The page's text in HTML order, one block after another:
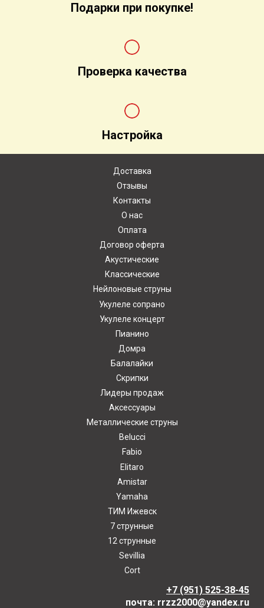
Подарки при покупке!
Проверка качества
Настройка
Доставка
Отзывы
Контакты
О нас
Оплата
Договор оферта
Акустические
Классические
Нейлоновые струны
Укулеле сопрано
Укулеле концерт
Пианино
Домра
Балалайки
Скрипки
Лидеры продаж
Аксессуары
Металлические струны
Belucci
Fabio
Elitaro
Amistar
Yamaha
ТИМ Ижевск
7 струнные
12 струнные
Sevillia
Cort
+7 (951) 525-38-45
почта: rrzz2000@yandex.ru